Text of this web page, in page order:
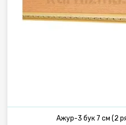
Ажур-3 бук 7 см (2